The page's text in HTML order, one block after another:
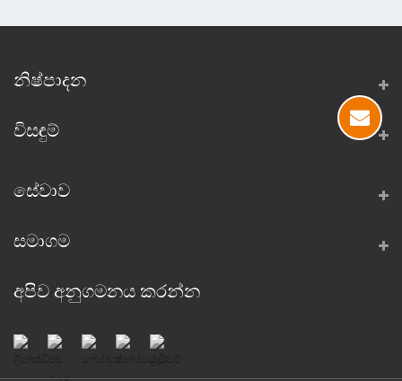
නිෂ්පාදන
විසඳුම්
සේවාව
සමාගම
අපිව අනුගමනය කරන්න